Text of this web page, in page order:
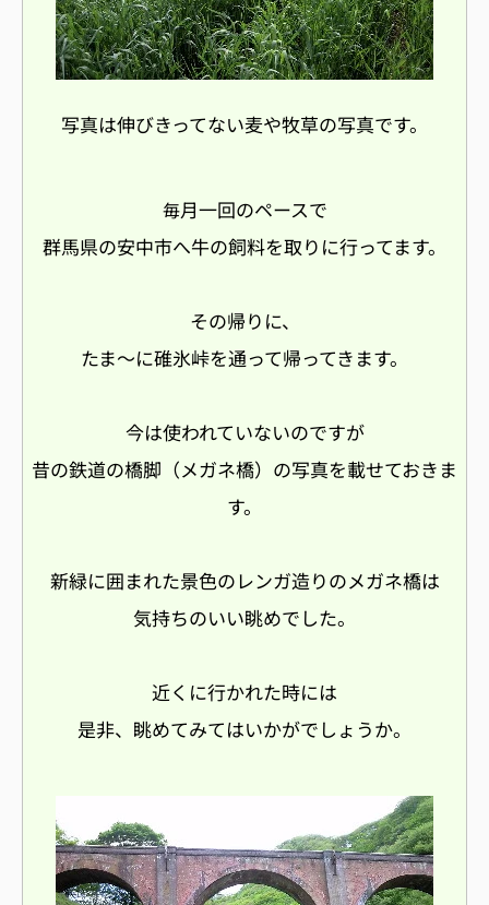
写真は伸びきってない麦や牧草の写真です。
毎月一回のペースで
群馬県の安中市へ牛の飼料を取りに行ってます。
その帰りに、
たま〜に碓氷峠を通って帰ってきます。
今は使われていないのですが
昔の鉄道の橋脚（メガネ橋）の写真を載せておきま
す。
新緑に囲まれた景色のレンガ造りのメガネ橋は
気持ちのいい眺めでした。
近くに行かれた時には
是非、眺めてみてはいかがでしょうか。